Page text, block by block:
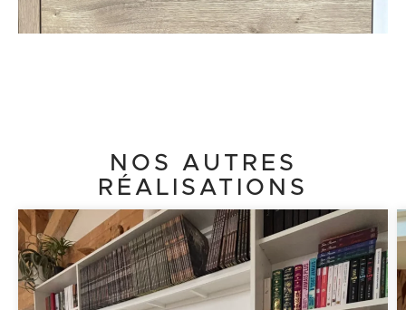
NOS AUTRES
RÉALISATIONS
Cliquez ici